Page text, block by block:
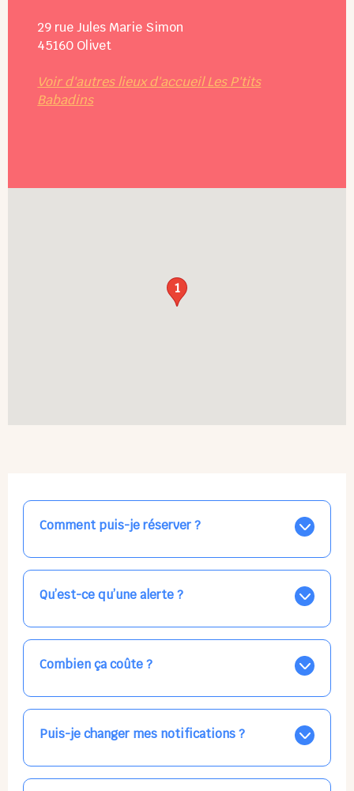
29 rue Jules Marie Simon
45160 Olivet
Voir d'autres lieux d'accueil Les P'tits
Babadins
1
Comment puis-je réserver ?
Nos places libres au quotidien sont affichées jour par
jour dans le calendrier ci-dessus, EN BLEU. Tapez sur
celle qui vous intéresse, choisissez vos horaires, et la
confirmation est immédiate ! Vos accueils
Qu’est-ce qu’une alerte ?
Vous avez besoin d'une solution d'accueil pour une
date précise, ou pour un jour régulier dans la semaine,
mais les places disponibles EN BLEU ne correspondent
pas ? Créez une alerte ponctuelle ou récurrente, ainsi
Combien ça coûte ?
Votre accueil est normalement facturé par la direction
de la crèche, en fin de mois, selon votre taux horaire
habituel. N'hésitez pas à confirmer directement avec
l'équipe lors de la prochaine visite !
Puis-je changer mes notifications ?
Dans votre profil (bouton bleu en haut à droite), vous
pouvez choisir de recevoir les alertes et confirmations